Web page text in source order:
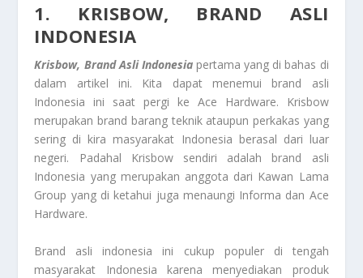
1. KRISBOW, BRAND ASLI
INDONESIA
Krisbow, Brand Asli Indonesiapertama yang di bahas di
dalam artikel ini. Kita dapat menemui brand asli
Indonesia ini saat pergi ke Ace Hardware. Krisbow
merupakan brand barang teknik ataupun perkakas yang
sering di kira masyarakat Indonesia berasal dari luar
negeri. Padahal Krisbow sendiri adalah brand asli
Indonesia yang merupakan anggota dari Kawan Lama
Group yang di ketahui juga menaungi Informa dan Ace
Hardware.
Brand asli indonesia ini cukup populer di tengah
masyarakat Indonesia karena menyediakan produk